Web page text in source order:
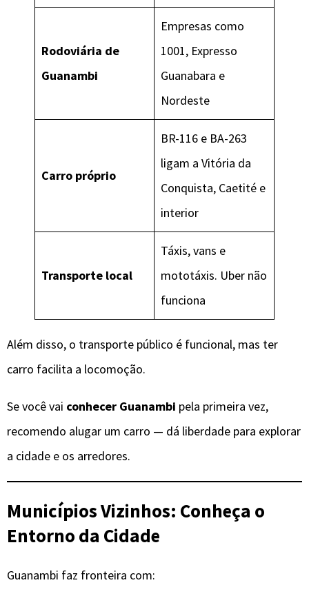
Rodoviária de
Guanambi
Empresas como
1001, Expresso
Guanabara e
Nordeste
Carro próprio
BR-116 e BA-263
ligam a Vitória da
Conquista, Caetité e
interior
Transporte local
Táxis, vans e
mototáxis. Uber não
funciona
Além disso, o transporte público é funcional, mas ter
carro facilita a locomoção.
Se você vai conhecer Guanambi pela primeira vez,
recomendo alugar um carro — dá liberdade para explorar
a cidade e os arredores.
Municípios Vizinhos: Conheça o
Entorno da Cidade
Guanambi faz fronteira com: